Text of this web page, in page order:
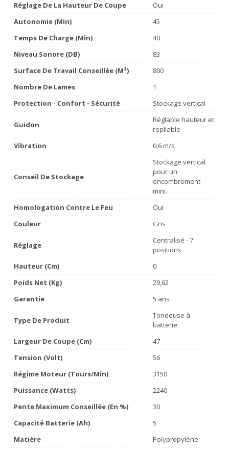
Réglage De La Hauteur De Coupe
Oui
Autonomie (min)
45
Temps De Charge (min)
40
Niveau Sonore (dB)
83
Surface De Travail Conseillée (m²)
800
Nombre De Lames
1
Protection - Confort - Sécurité
Stockage vertical
Guidon
Réglable hauteur et
repliable
Vibration
0,6 m/s
Conseil De Stockage
Stockage vertical
pour un
encombrement
mini.
Homologation Contre Le Feu
Oui
Couleur
Gris
Réglage
Centralisé - 7
positions
Hauteur (cm)
0
Poids Net (Kg)
29,62
Garantie
5 ans
Type De Produit
Tondeuse à
batterie
Largeur De Coupe (cm)
47
Tension (volt)
56
Régime Moteur (tours/min)
3150
Puissance (watts)
2240
Pente Maximum Conseillée (en %)
30
Capacité Batterie (Ah)
5
Matière
Polypropylène